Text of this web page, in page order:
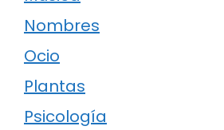
Nombres
Ocio
Plantas
Psicología